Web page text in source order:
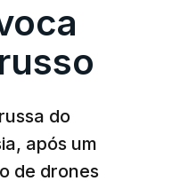
do
após um
de drones